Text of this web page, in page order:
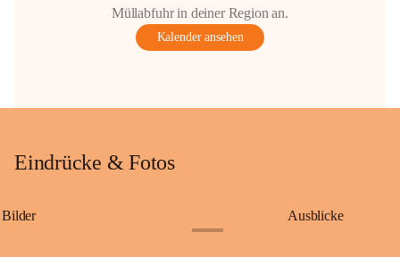
Müllabfuhr in deiner Region an.
Kalender ansehen
Eindrücke & Fotos
Bilder Ausblicke